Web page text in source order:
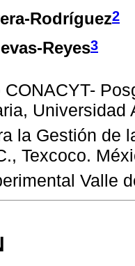
Rodríguez2
Reyes3
CONACYT-
Universidad
la Gestión de
Texcoco.
Valle